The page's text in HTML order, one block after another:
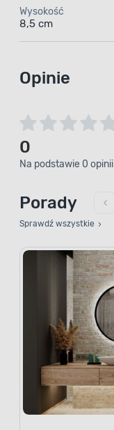
Wysokość
8,5 cm
Opinie
0
Na podstawie 0 opinii
Porady
Sprawdź wszystkie